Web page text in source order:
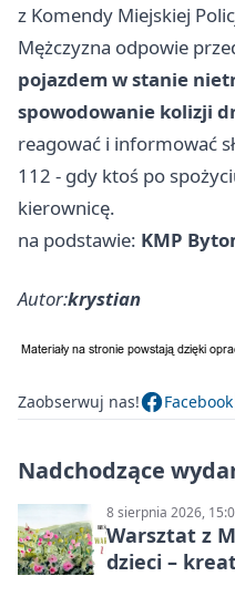
z Komendy Miejskiej
Mężczyzna odpowie
pojazdem w stanie
spowodowanie kolizji
reagować i informować
112 - gdy ktoś po
kierownicę.
na podstawie: KMP
Autor:krystian
Zaobserwuj nas! Facebook
Nadchodzące
8 sierpnia 2026,
Warsztat z
dzieci –